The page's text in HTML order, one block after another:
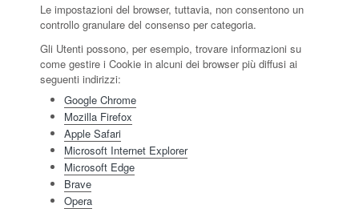
Le impostazioni del browser, tuttavia, non consentono un
controllo granulare del consenso per categoria.
Gli Utenti possono, per esempio, trovare informazioni su
come gestire i Cookie in alcuni dei browser più diffusi ai
seguenti indirizzi:
Google Chrome
Mozilla Firefox
Apple Safari
Microsoft Internet Explorer
Microsoft Edge
Brave
Opera